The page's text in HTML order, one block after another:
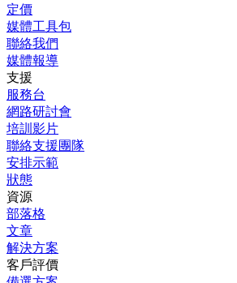
定價
媒體工具包
聯絡我們
媒體報導
支援
服務台
網路研討會
培訓影片
聯絡支援團隊
安排示範
狀態
資源
部落格
文章
解決方案
客戶評價